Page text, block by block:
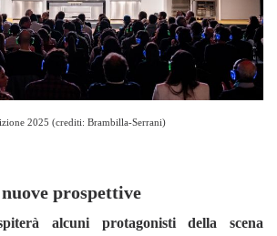
2025 (crediti: Brambilla-Serrani)
prospettive
alcuni protagonisti della scena